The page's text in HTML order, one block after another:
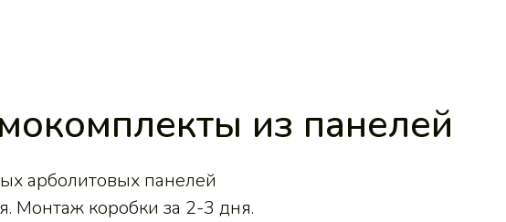
из панелей
арболитовых панелей
Монтаж коробки за 2-3 дня.